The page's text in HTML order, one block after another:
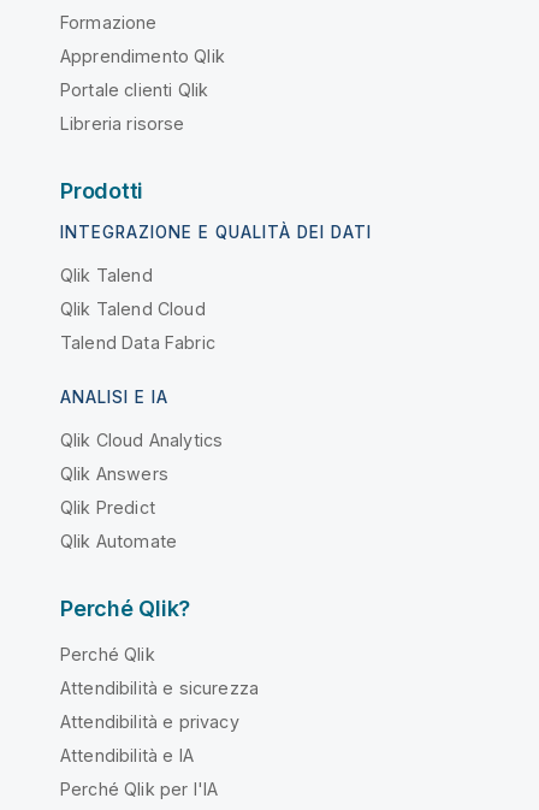
Formazione
Apprendimento Qlik
Portale clienti Qlik
Libreria risorse
Prodotti
INTEGRAZIONE E QUALITÀ DEI DATI
Qlik Talend
Qlik Talend Cloud
Talend Data Fabric
ANALISI E IA
Qlik Cloud Analytics
Qlik Answers
Qlik Predict
Qlik Automate
Perché Qlik?
Perché Qlik
Attendibilità e sicurezza
Attendibilità e privacy
Attendibilità e IA
Perché Qlik per l'IA